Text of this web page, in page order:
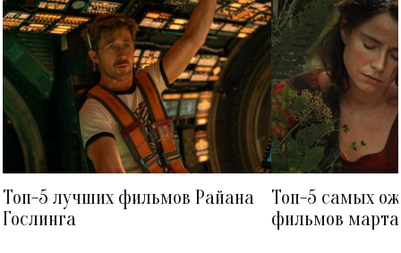
Топ-5 лучших фильмов Райана
Гослинга
Топ-5 самых
фильмов